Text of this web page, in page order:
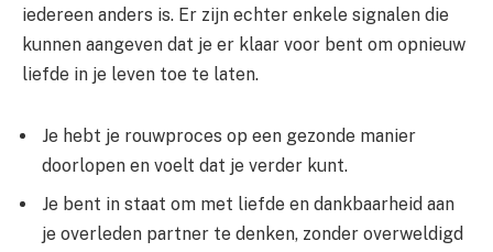
iedereen anders is. Er zijn echter enkele signalen die
kunnen aangeven dat je er klaar voor bent om opnieuw
liefde in je leven toe te laten.
Je hebt je rouwproces op een gezonde manier
doorlopen en voelt dat je verder kunt.
Je bent in staat om met liefde en dankbaarheid aan
je overleden partner te denken, zonder overweldigd